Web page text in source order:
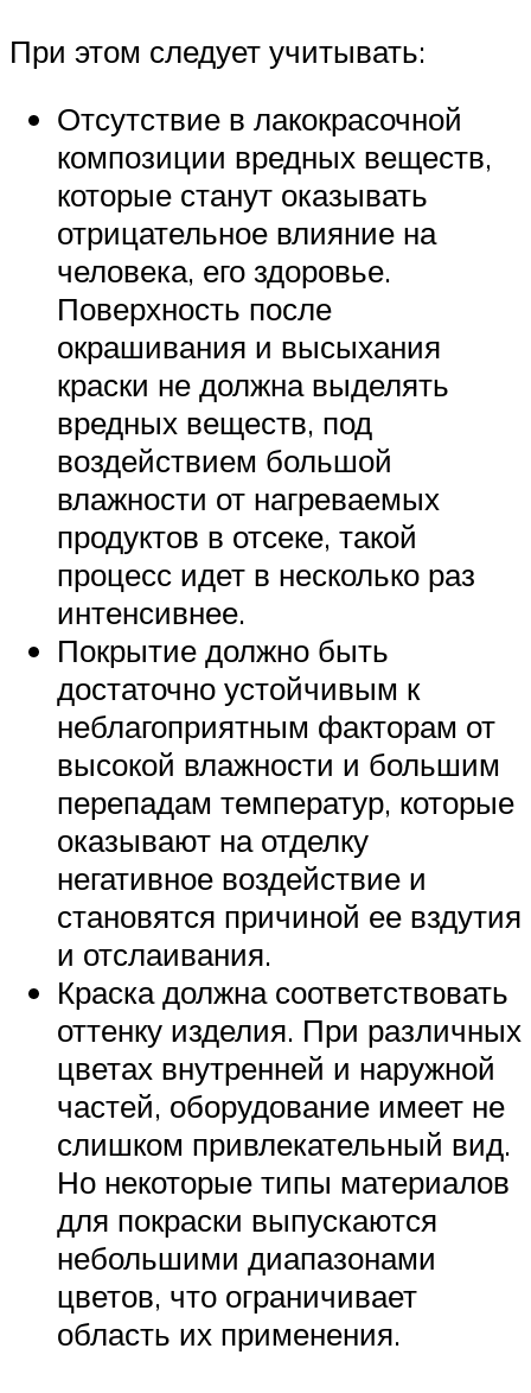
При этом следует учитывать:
Отсутствие в лакокрасочной
композиции вредных веществ,
которые станут оказывать
отрицательное влияние на
человека, его здоровье.
Поверхность после
окрашивания и высыхания
краски не должна выделять
вредных веществ, под
воздействием большой
влажности от нагреваемых
продуктов в отсеке, такой
процесс идет в несколько раз
интенсивнее.
Покрытие должно быть
достаточно устойчивым к
неблагоприятным факторам от
высокой влажности и большим
перепадам температур, которые
оказывают на отделку
негативное воздействие и
становятся причиной ее вздутия
и отслаивания.
Краска должна соответствовать
оттенку изделия. При различных
цветах внутренней и наружной
частей, оборудование имеет не
слишком привлекательный вид.
Но некоторые типы материалов
для покраски выпускаются
небольшими диапазонами
цветов, что ограничивает
область их применения.